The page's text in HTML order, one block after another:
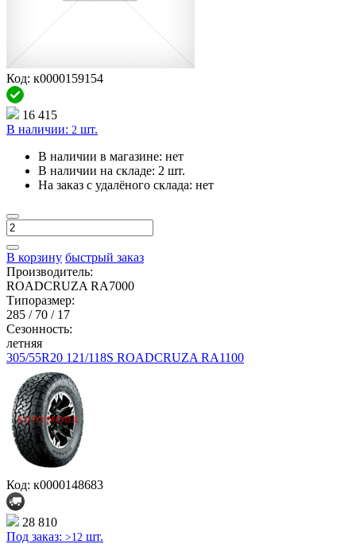
Код: к0000159154
16 415
В наличии: 2 шт.
В наличии в магазине: нет
В наличии на складе: 2 шт.
На заказ с удалёного склада: нет
В корзину быстрый заказ
Производитель:
ROADCRUZA RA7000
Типоразмер:
285 / 70 / 17
Сезонность:
летняя
305/55R20 121/118S ROADCRUZA RA1100
Код: к0000148683
28 810
Под заказ: >12 шт.